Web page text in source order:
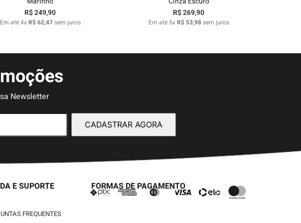
R$249,90
Em até4xR$62,47sem juros
R$269,90
Em até 5xR$ 53,98sem juros
Newsletter
CADASTRAR AGORA
E SUPORTE
FREQUENTES
FORMAS DE PAGAMENTO